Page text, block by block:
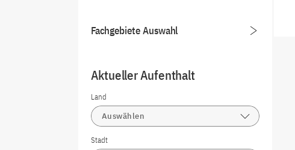
Fachgebiete Auswahl
Aktueller Aufenthalt
Land
Auswählen
Stadt